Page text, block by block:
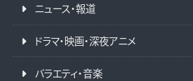
ニュース・報道
ドラマ・映画・深夜アニメ
バラエティ・音楽